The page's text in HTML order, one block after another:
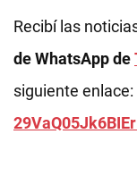
Recibí las
de WhatsApp de
siguiente enlace: